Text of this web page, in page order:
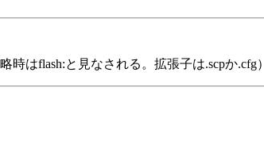
時はflash:と見なされる。拡張子は.scpか.cfg）